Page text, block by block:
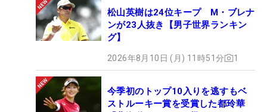
松山英樹は24位キープ M・ブレナ
ンが23人抜き【男子世界ランキン
グ】
2026年8月10日 (月) 11時51分 1
今季初のトップ10入りを逃すもベ
ストルーキー賞を受賞した都玲華